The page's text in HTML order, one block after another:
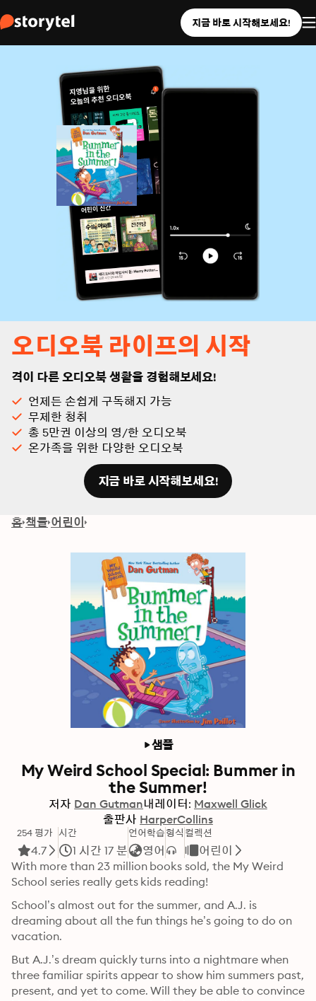
지금 바로 시작해보세요!
오디오북 라이프의 시작
격이 다른 오디오북 생활을 경험해보세요!
언제든 손쉽게 구독해지 가능
무제한 청취
총 5만권 이상의 영/한 오디오북
온가족을 위한 다양한 오디오북
지금 바로 시작해보세요!
홈 책들 어린이
샘플
My Weird School Special: Bummer in
the Summer!
저자 Dan Gutman내레이터: Maxwell Glick
출판사 HarperCollins
254 평가
4.7
시간
1 시간 17 분
언어학습
영어
형식 컬렉션
어린이
With more than 23 million books sold, the My Weird
School series really gets kids reading!
School’s almost out for the summer, and A.J. is
dreaming about all the fun things he’s going to do on
vacation.
But A.J.’s dream quickly turns into a nightmare when
three familiar spirits appear to show him summers past,
present, and yet to come. Will they be able to convince